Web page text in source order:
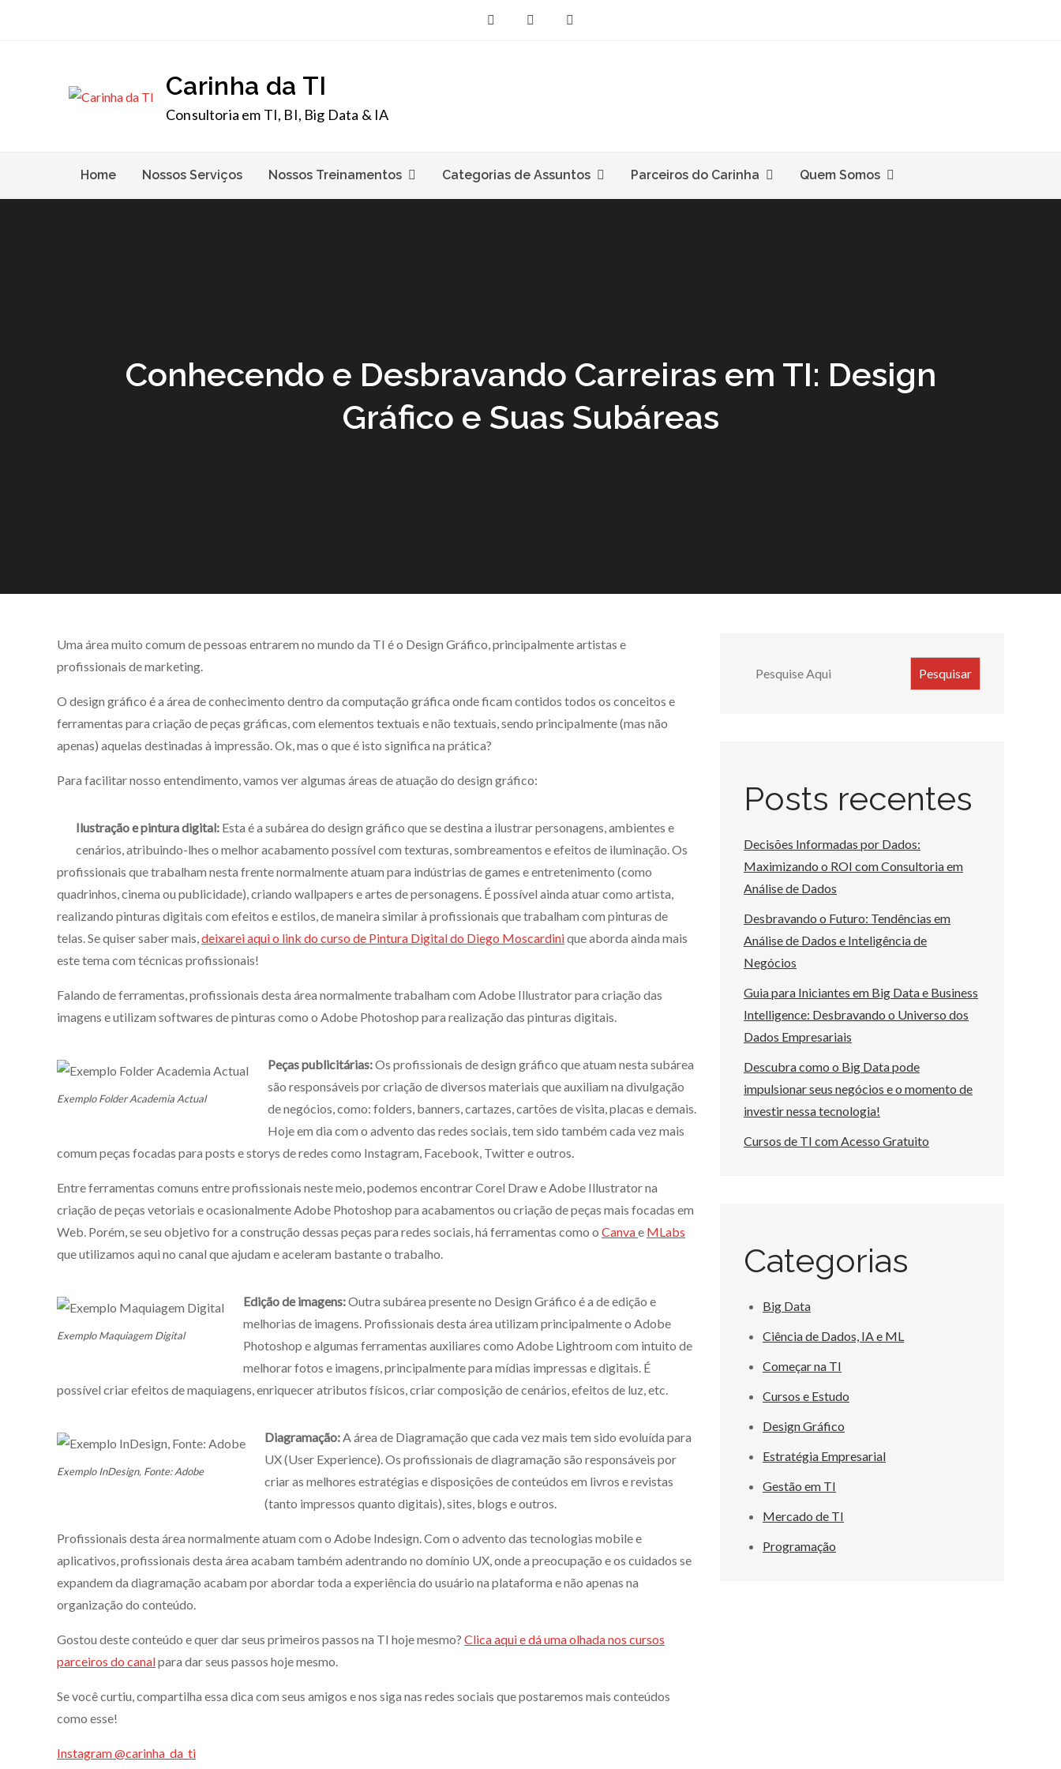
Carinha da TI
Consultoria em TI, BI, Big Data & IA
Home Nossos Serviços Nossos Treinamentos Categorias de Assuntos Parceiros do Carinha Quem Somos
Conhecendo e Desbravando Carreiras em TI: Design
Gráfico e Suas Subáreas
Uma área muito comum de pessoas entrarem no mundo da TI é o Design Gráfico, principalmente artistas e
profissionais de marketing.
O design gráfico é a área de conhecimento dentro da computação gráfica onde ficam contidos todos os conceitos e
ferramentas para criação de peças gráficas, com elementos textuais e não textuais, sendo principalmente (mas não
apenas) aquelas destinadas à impressão. Ok, mas o que é isto significa na prática?
Para facilitar nosso entendimento, vamos ver algumas áreas de atuação do design gráfico:
Ilustração e pintura digital: Esta é a subárea do design gráfico que se destina a ilustrar personagens, ambientes e
cenários, atribuindo-lhes o melhor acabamento possível com texturas, sombreamentos e efeitos de iluminação. Os
profissionais que trabalham nesta frente normalmente atuam para indústrias de games e entretenimento (como
quadrinhos, cinema ou publicidade), criando wallpapers e artes de personagens. É possível ainda atuar como artista,
realizando pinturas digitais com efeitos e estilos, de maneira similar à profissionais que trabalham com pinturas de
telas. Se quiser saber mais,deixarei aqui o link do curso de Pintura Digital do Diego Moscardinique aborda ainda mais
este tema com técnicas profissionais!
Falando de ferramentas, profissionais desta área normalmente trabalham com Adobe Illustrator para criação das
imagens e utilizam softwares de pinturas como o Adobe Photoshop para realização das pinturas digitais.
Exemplo Folder Academia Actual
Peças publicitárias:Os profissionais de design gráfico que atuam nesta subárea
são responsáveis por criação de diversos materiais que auxiliam na divulgação
de negócios, como: folders, banners, cartazes, cartões de visita, placas e demais.
Hoje em dia com o advento das redes sociais, tem sido também cada vez mais
comum peças focadas para posts e storys de redes como Instagram, Facebook, Twitter e outros.
Entre ferramentas comuns entre profissionais neste meio, podemos encontrar Corel Draw e Adobe Illustrator na
criação de peças vetoriais e ocasionalmente Adobe Photoshop para acabamentos ou criação de peças mais focadas em
Web. Porém, se seu objetivo for a construção dessas peças para redes sociais, há ferramentas como o Canvae MLabs
que utilizamos aqui no canal que ajudam e aceleram bastante o trabalho.
Exemplo Maquiagem Digital
Edição de imagens:Outra subárea presente no Design Gráfico é a de edição e
melhorias de imagens. Profissionais desta área utilizam principalmente o Adobe
Photoshop e algumas ferramentas auxiliares como Adobe Lightroom com intuito de
melhorar fotos e imagens, principalmente para mídias impressas e digitais. É
possível criar efeitos de maquiagens, enriquecer atributos físicos, criar composição de cenários, efeitos de luz, etc.
Exemplo InDesign, Fonte: Adobe
Diagramação:A área de Diagramação que cada vez mais tem sido evoluída para
UX (User Experience). Os profissionais de diagramação são responsáveis por
criar as melhores estratégias e disposições de conteúdos em livros e revistas
(tanto impressos quanto digitais), sites, blogs e outros.
Profissionais desta área normalmente atuam com o Adobe Indesign. Com o advento das tecnologias mobile e
aplicativos, profissionais desta área acabam também adentrando no domínio UX, onde a preocupação e os cuidados se
expandem da diagramação acabam por abordar toda a experiência do usuário na plataforma e não apenas na
organização do conteúdo.
Gostou deste conteúdo e quer dar seus primeiros passos na TI hoje mesmo? Clica aqui e dá uma olhada nos cursos
parceiros do canalpara dar seus passos hoje mesmo.
Se você curtiu, compartilha essa dica com seus amigos e nos siga nas redes sociais que postaremos mais conteúdos
como esse!
Instagram @carinha_da_ti
Search Pesquisar
Posts recentes
Decisões Informadas por Dados:
Maximizando o ROI com Consultoria em
Análise de Dados
Desbravando o Futuro: Tendências em
Análise de Dados e Inteligência de
Negócios
Guia para Iniciantes em Big Data e Business
Intelligence: Desbravando o Universo dos
Dados Empresariais
Descubra como o Big Data pode
impulsionar seus negócios e o momento de
investir nessa tecnologia!
Cursos de TI com Acesso Gratuito
Categorias
Big Data
Ciência de Dados, IA e ML
Começar na TI
Cursos e Estudo
Design Gráfico
Estratégia Empresarial
Gestão em TI
Mercado de TI
Programação